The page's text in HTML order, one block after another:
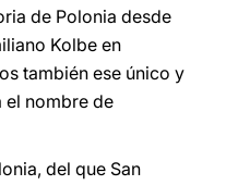
de Polonia desde
Kolbe en
también ese único y
el nombre de
del que San